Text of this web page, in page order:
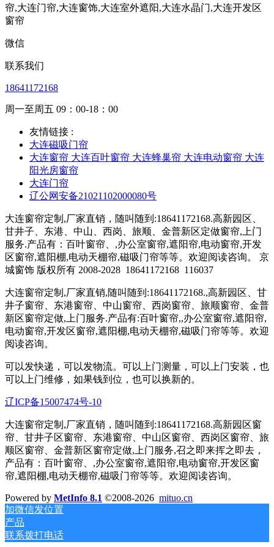
微信
联系我们
18641172168
周一至周五 09：00-18：00
友情链接 :
大连磁吸门帘
大连窗帘 大连百叶窗帘 大连蜂巢帘 大连电动窗帘 大连
阳光房窗帘
大连门帘
辽公网安备21021102000080号
大连窗帘定制,厂家直销，随叫随到:18641172168.高新园区、
甘井子、东港、中山、西岗、旅顺、金普新区定做窗帘,上门
服务.产品有：百叶窗帘、,办公室窗帘,遮阳帘,电动窗帘,开发
区窗帘,遮阳棚,电动天棚帘,磁吸门帘等等。欢迎阅读咨询。 京
城窗饰 版权所有 2008-2028 18641172168 116037
大连窗帘定制,厂家直销,随叫随到:18641172168.,高新园区、甘
井子窗帘、东港窗帘、中山窗帘、西岗窗帘、旅顺窗帘、金普
新区窗帘定做,上门服务.产品有:百叶窗帘,,办公室窗帘,遮阳帘,
电动窗帘,开发区窗帘,遮阳棚,电动天棚帘,磁吸门帘等等。欢迎
阅读咨询。
可以发快递，可以发物流。可以上门测量，可以上门安装，也
可以上门维修，如果钱到位，也可以换新的。
辽ICP备15007474号-10
大连窗帘定制,厂家直销，随叫随到:18641172168.高新园区窗
帘、甘井子区窗帘、东港窗帘、中山区窗帘、西岗区窗帘、旅
顺区窗帘、金普新区窗帘定做,上门服务,召之即来挥之即去，
产品有：百叶窗帘、,办公室窗帘,遮阳帘,电动窗帘,开发区窗
帘,遮阳棚,电动天棚帘,磁吸门帘等等。欢迎阅读咨询。
Powered by MetInfo 8.1 ©2008-2026 mituo.cn
加微信发位置
产品
联系拨打电话